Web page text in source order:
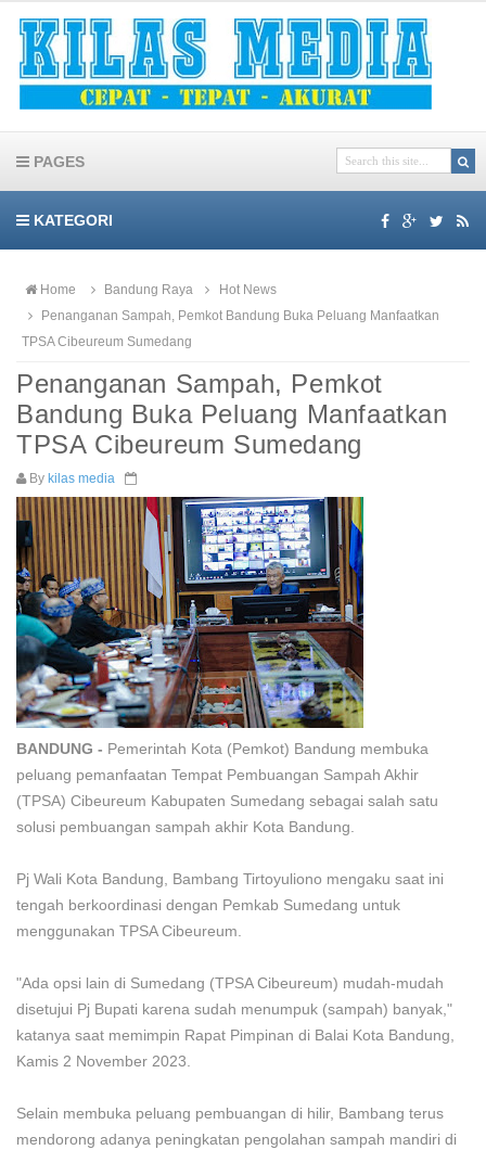
PAGES
KATEGORI
Home Bandung Raya
Hot News
Penanganan Sampah, Pemkot Bandung Buka Peluang Manfaatkan
TPSA Cibeureum Sumedang
Penanganan Sampah, Pemkot
Bandung Buka Peluang Manfaatkan
TPSA Cibeureum Sumedang
By kilas media
BANDUNG - Pemerintah Kota (Pemkot) Bandung membuka
peluang pemanfaatan Tempat Pembuangan Sampah Akhir
(TPSA) Cibeureum Kabupaten Sumedang sebagai salah satu
solusi pembuangan sampah akhir Kota Bandung.
Pj Wali Kota Bandung, Bambang Tirtoyuliono mengaku saat ini
tengah berkoordinasi dengan Pemkab Sumedang untuk
menggunakan TPSA Cibeureum.
"Ada opsi lain di Sumedang (TPSA Cibeureum) mudah-mudah
disetujui Pj Bupati karena sudah menumpuk (sampah) banyak,"
katanya saat memimpin Rapat Pimpinan di Balai Kota Bandung,
Kamis 2 November 2023.
Selain membuka peluang pembuangan di hilir, Bambang terus
mendorong adanya peningkatan pengolahan sampah mandiri di